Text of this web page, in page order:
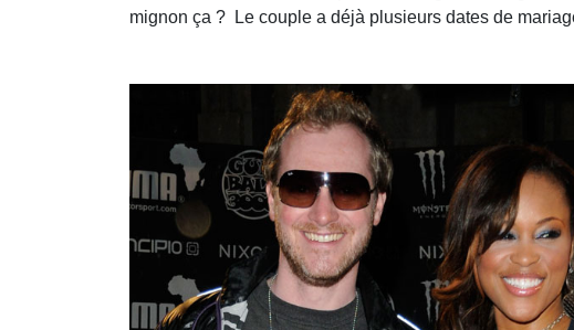
mignon ça ? Le couple a déjà plusieurs dates de